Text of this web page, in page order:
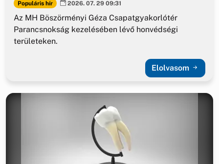
Populáris hír 2026. 07. 29 09:31
Az MH Böszörményi Géza Csapatgyakorlótér
Parancsnokság kezelésében lévő honvédségi
területeken.
Elolvasom